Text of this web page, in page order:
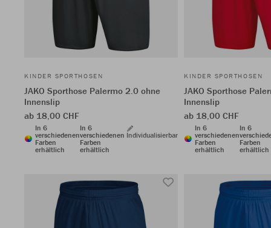
KINDER SPORTHOSEN
JAKO Sporthose Palermo 2.0 ohne
Innenslip
ab 18,00 CHF
In 6
verschiedenen
Farben
erhältlich
In 6
verschiedenen
Farben
erhältlich
Individualisierbar
KINDER SPORTHOSEN
JAKO Sporthose
Innenslip
ab 18,00 CHF
In 6
verschiedenen
Farben
erhältlich
In 6
Farben
erhältlich